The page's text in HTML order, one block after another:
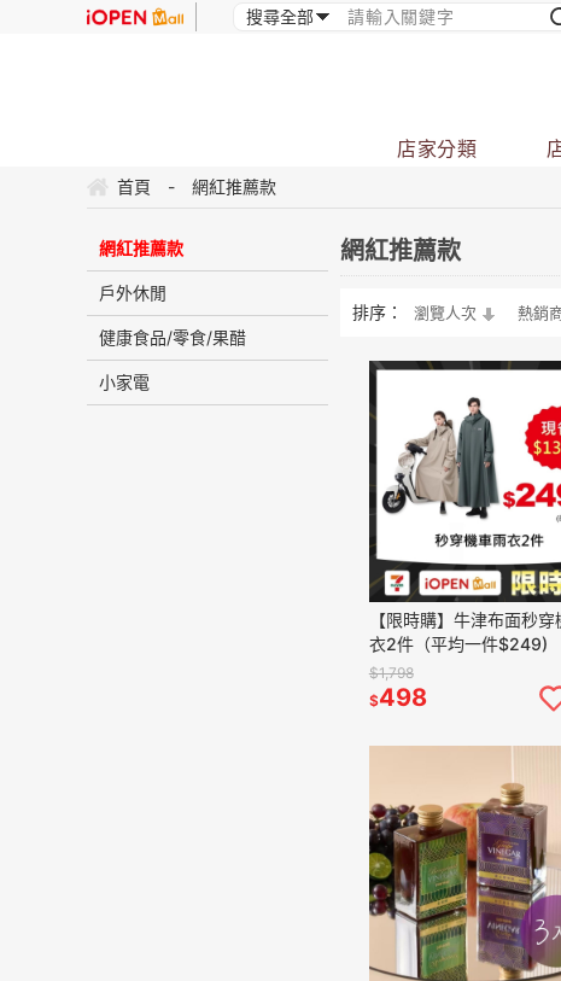
店家分類
首頁 - 網紅推薦款
網紅推薦款
戶外休閒
健康食品/零食/果醋
小家電
網紅推薦款
排序： 瀏覽人次 熱銷
【限時購】牛津布面秒穿
衣2件（平均一件$249)
$1,798
$498